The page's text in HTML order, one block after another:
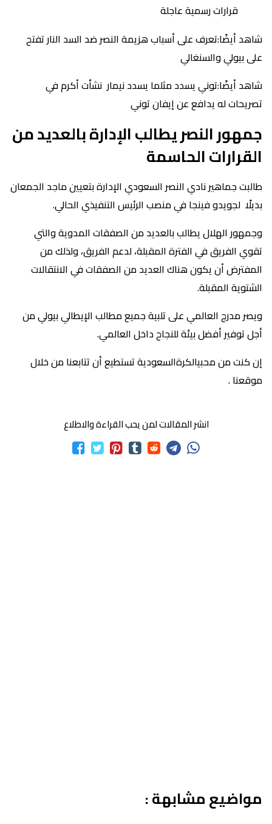
قرارات رسمية عاجلة
شاهد أيضًا:تعرف على أسباب هزيمة النصر ضد السد النار تفتح
على بيولي والسنغالي
شاهد أيضًا:توني يسدد مثلما يسدد نيمار نشأت أكرم في
تصريحات له يدافع عن إيفان توني
جمهور النصر يطالب الإدارة بالعديد من
القرارات الحاسمة
طالبت جماهير نادي النصر السعودي الإدارة بتعيين ماجد الجمعان
بديلًا لجويدو فينجا في منصب الرئيس التنفيذي الحالي.
وجمهور الهلال يطالب بالعديد من الصفقات المدوية والتي
تقوي الفريق في الفترة المقبلة، لدعم الفريق، ولذلك من
المفترض أن يكون هناك العديد من الصفقات في الانتقالات
الشتوية المقبلة.
ويصر مدرج العالمي على تلبية جميع مطالب الإيطالي بيولي من
أجل توفير أفضل بيئة للنجاح داخل العالمي.
إن كنت من محبيالكرةالسعودية تستطيع أن تتابعنا من خلال
موقعنا .
انشر المقالات لمن يحب القراءة والاطلاع
مواضيع مشابهة :